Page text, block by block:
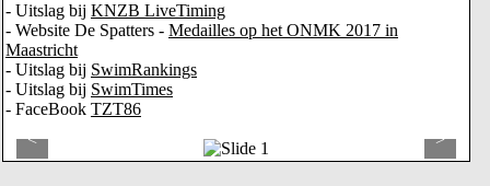
- Uitslag bij KNZB LiveTiming
- Website De Spatters - Medailles op het ONMK 2017 in
Maastricht
- Uitslag bij SwimRankings
- Uitslag bij SwimTimes
- FaceBook TZT86
<
>